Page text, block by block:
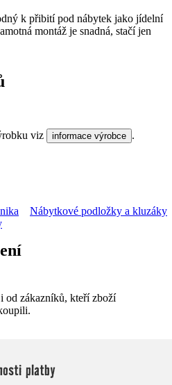
k přibití pod nábytek jako jídelní
montáž je snadná, stačí jen
viz informace výrobce .
Nábytkové podložky a kluzáky
od zákazníků, kteří zboží
platby